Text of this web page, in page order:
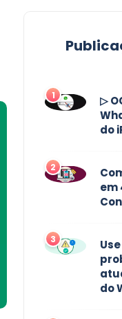
1
▷
do
2
em
3
do